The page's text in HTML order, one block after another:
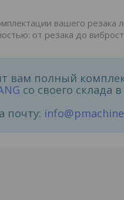
вашего резака
от резака до
полный
со своего склада
почту: